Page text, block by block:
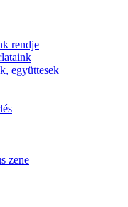
rendje
együttesek
zene